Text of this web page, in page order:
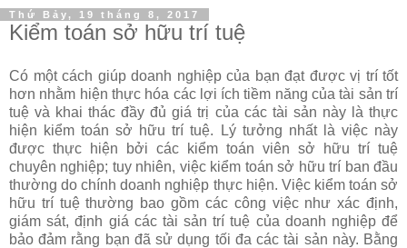
Thứ Bảy, 19 tháng 8, 2017
Kiểm toán sở hữu trí tuệ
Có một cách giúp doanh nghiệp của bạn đạt được vị trí tốt
hơn nhằm hiện thực hóa các lợi ích tiềm năng của tài sản trí
tuệ và khai thác đầy đủ giá trị của các tài sản này là thực
hiện kiểm toán sở hữu trí tuệ. Lý tưởng nhất là việc này
được thực hiện bởi các kiểm toán viên sở hữu trí tuệ
chuyên nghiệp; tuy nhiên, việc kiểm toán sở hữu trí ban đầu
thường do chính doanh nghiệp thực hiện. Việc kiểm toán sở
hữu trí tuệ thường bao gồm các công việc như xác định,
giám sát, định giá các tài sản trí tuệ của doanh nghiệp để
bảo đảm rằng bạn đã sử dụng tối đa các tài sản này. Bằng